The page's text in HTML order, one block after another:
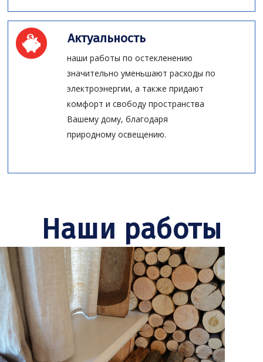
Актуальность
наши работы по остекленению
значительно уменьшают расходы по
электроэнергии, а также придают
комфорт и свободу пространства
Вашему дому, благодаря
природному освещению.
Наши работы